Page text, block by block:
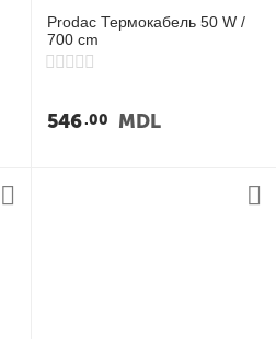
Prodac Термокабель 50 W /
700 cm
546 00 MDL